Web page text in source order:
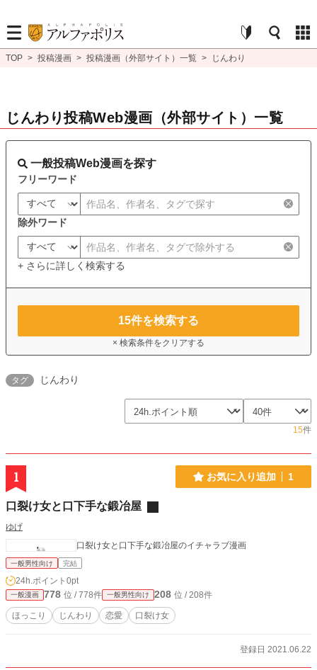
TOP > 投稿漫画 > 投稿漫画（外部サイト）一覧 > じんわり
じんわり投稿Web漫画（外部サイト）一覧
一般投稿Web漫画を探す
フリーワード
除外ワード
+ さらに詳しく検索する
15件を検索する
× 検索条件をクリアする
タグ じんわり
15件
1 お気に入り追加 1
口裂け女と口下手な鍛冶屋
ゆげ
口裂け女と口下手な鍛冶屋のイチャラブ漫画
一般男性向け 完結
24h.ポイント 0pt
一般漫画 778 位 / 778件 一般男性向け 208 位 / 208件
ほっこり じんわり 恋愛 口裂け女
登録日 2021.06.22